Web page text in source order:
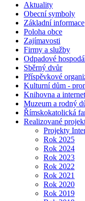
Aktuality
Obecní symboly
Základní informace
Poloha obce
Zajímavosti
Firmy a služby
Odpadové
Sběrný dvůr
Příspěvkové
Kulturní dům -
Knihovna a
Muzeum a rodný
Římskokatolická
Realizované
Projekty
Rok 2025
Rok 2024
Rok 2023
Rok 2022
Rok 2021
Rok 2020
Rok 2019